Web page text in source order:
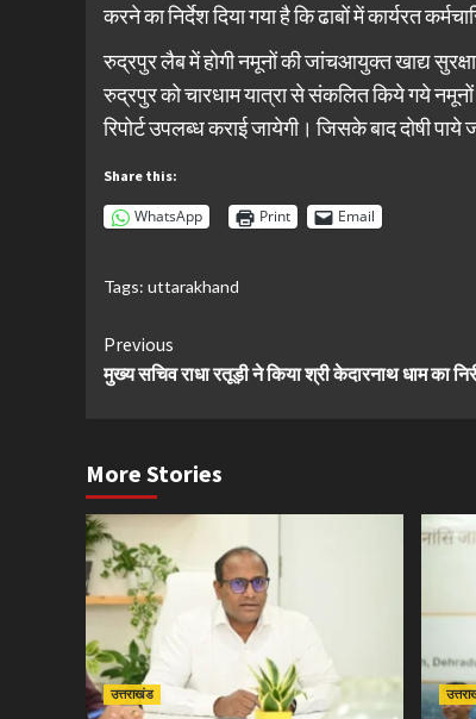
करने का निर्देश दिया गया है कि ढाबों में कार्यरत
रुद्रपुर लैब में होगी नमूनों की जांचआयुक्त खाद्य
रुद्रपुर को चारधाम यात्रा से संकलित किये गये
रिपोर्ट उपलब्ध कराई जायेगी। जिसके बाद दोषी पाये
Share this:
WhatsApp Print Email
Tags: uttarakhand
Continue
Reading
Previous
मुख्य सचिव राधा रतूड़ी ने किया श्री केदारनाथ धाम का
More Stories
उत्तराखंड